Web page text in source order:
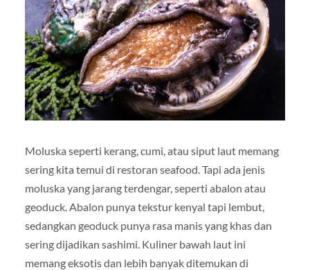
Moluska seperti kerang, cumi, atau siput laut memang
sering kita temui di restoran seafood. Tapi ada jenis
moluska yang jarang terdengar, seperti abalon atau
geoduck. Abalon punya tekstur kenyal tapi lembut,
sedangkan geoduck punya rasa manis yang khas dan
sering dijadikan sashimi. Kuliner bawah laut ini
memang eksotis dan lebih banyak ditemukan di